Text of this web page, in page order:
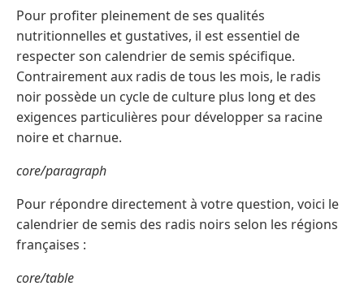
Pour profiter pleinement de ses qualités
nutritionnelles et gustatives, il est essentiel de
respecter son calendrier de semis spécifique.
Contrairement aux radis de tous les mois, le radis
noir possède un cycle de culture plus long et des
exigences particulières pour développer sa racine
noire et charnue.
core/paragraph
Pour répondre directement à votre question, voici le
calendrier de semis des radis noirs selon les régions
françaises :
core/table